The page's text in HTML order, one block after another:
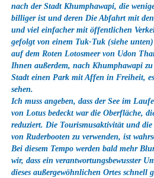
nach der Stadt Khumphawapi, die
billiger ist und deren Die Abfahrt mit
und viel einfacher mit öffentlichen
gefolgt von einem Tuk-Tuk(siehe
auf dem Roten Lotosmeer von Udon
Ihnen außerdem, nach Khumphawapi
Stadt einen Park mit Affen in Freiheit,
sehen.
Ich muss angeben, dass der See im
von Lotus bedeckt war die Oberfläche,
reduziert. Die Tourismusaktivität und
von Ruderbooten zu verwenden, ist
Bei diesem Tempo werden bald mehr
wir, dass ein verantwortungsbewusster
dieses außergewöhnlichen Ortes schnell